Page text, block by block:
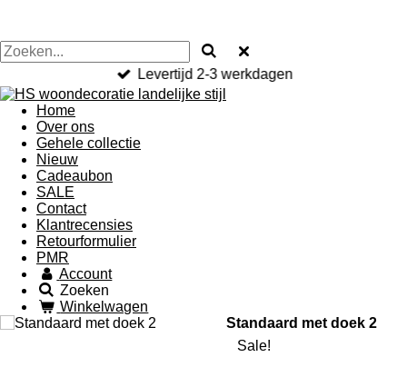
Levertijd 2-3 werkdagen
Home
Over ons
Gehele collectie
Nieuw
Cadeaubon
SALE
Contact
Klantrecensies
Retourformulier
PMR
Account
Zoeken
Winkelwagen
Standaard met doek 2
Sale!